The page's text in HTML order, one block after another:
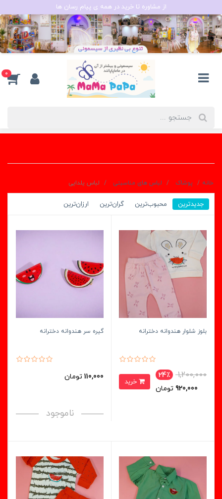
از مشاوره تا خرید در همه ی پیام رسان ها
0
خانه پوشاک لباس های مناسبتی لباس یلدایی
جدیدترین محبوب‌ترین گران‌ترین ارزان‌ترین
بلوز شلوار هندوانه دخترانه
1,200,000
24٪
920,000 تومان
گیره سر هندوانه دخترانه
110,000 تومان
ناموجود